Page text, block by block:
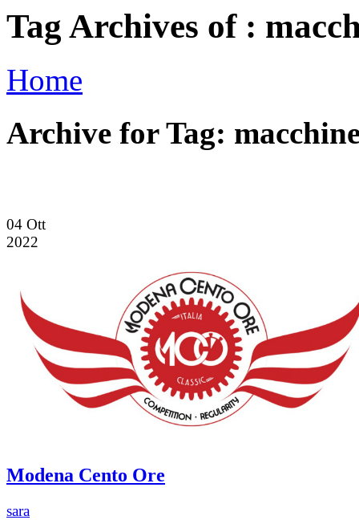
Tag Archives of :
Home
Archive for Tag:
04 Ott
2022
Modena Cento Ore
sara